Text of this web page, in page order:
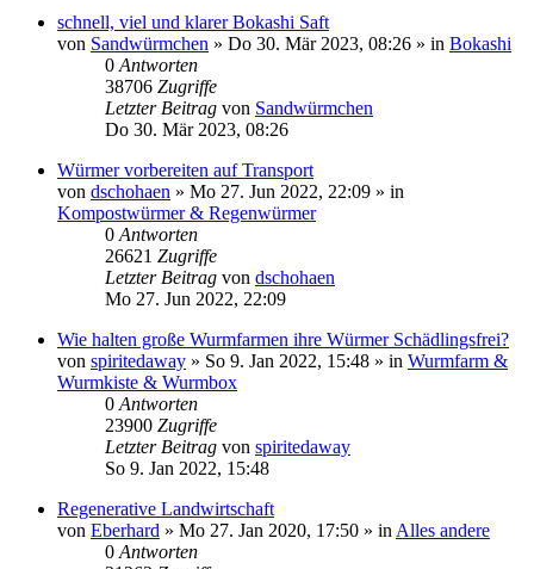
schnell, viel und klarer Bokashi Saft
von Sandwürmchen » Do 30. Mär 2023, 08:26 » in Bokashi
0 Antworten
38706 Zugriffe
Letzter Beitrag von Sandwürmchen
Do 30. Mär 2023, 08:26
Würmer vorbereiten auf Transport
von dschohaen » Mo 27. Jun 2022, 22:09 » in
Kompostwürmer & Regenwürmer
0 Antworten
26621 Zugriffe
Letzter Beitrag von dschohaen
Mo 27. Jun 2022, 22:09
Wie halten große Wurmfarmen ihre Würmer Schädlingsfrei?
von spiritedaway » So 9. Jan 2022, 15:48 » in Wurmfarm &
Wurmkiste & Wurmbox
0 Antworten
23900 Zugriffe
Letzter Beitrag von spiritedaway
So 9. Jan 2022, 15:48
Regenerative Landwirtschaft
von Eberhard » Mo 27. Jan 2020, 17:50 » in Alles andere
0 Antworten